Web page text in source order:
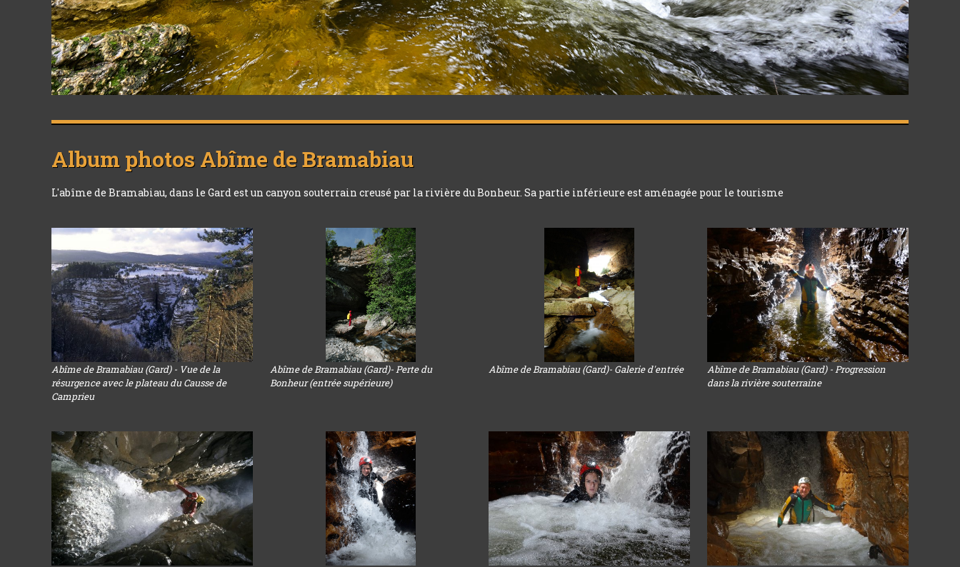
Album photos Abîme de Bramabiau
L'abîme de Bramabiau, dans le Gard est un canyon souterrain creusé par la rivière du Bonheur. Sa partie inférieure est aménagée pour le tourisme
Abîme de Bramabiau (Gard) - Vue de la
résurgence avec le plateau du Causse de
Camprieu
Abîme de Bramabiau (Gard)- Perte du
Bonheur (entrée supérieure)
Abîme de Bramabiau (Gard)- Galerie d'entrée
Abîme de Bramabiau (Gard) - Progression
dans la rivière souterraine